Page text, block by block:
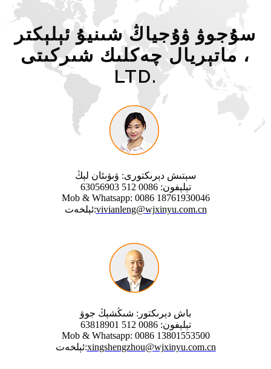
سۇجوۋ ۋۇجياڭ شىنيۇ ئېلېكتر
ماتېريال چەكلىك شىركىتى ،
LTD.
سېتىش دېرىكتورى: ۋىۋىئان لېڭ
تېلېفون: 0086 512 63056903
Mob & Whatsapp: 0086 18761930046
ئېلخەت:vivianleng@wjxinyu.com.cn
باش دېرىكتور: شىڭشېڭ جوۋ
تېلېفون: 0086 512 63818901
Mob & Whatsapp: 0086 13801553500
ئېلخەت:xingshengzhou@wjxinyu.com.cn